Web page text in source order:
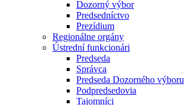
Dozorný výbor
Predsedníctvo
Prezídium
Regionálne orgány
Ústrední funkcionári
Predseda
Správca
Predseda Dozorného výboru
Podpredsedovia
Tajomníci